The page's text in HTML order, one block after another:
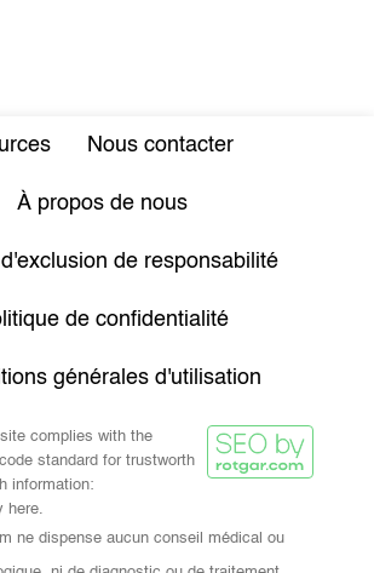
Nous contacter
À propos de nous
de responsabilité
de confidentialité
générales d'utilisation
complies with the
standard for trustworth
information:
here.
ne dispense aucun conseil médical ou